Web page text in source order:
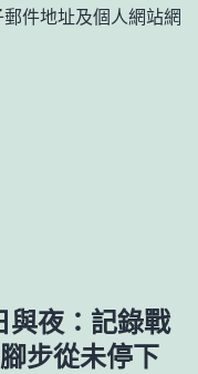
件地址及個人網站網
與夜：記錄戰
步從未停下